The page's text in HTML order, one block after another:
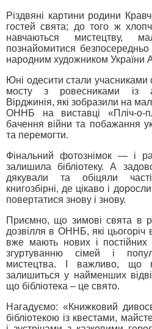
Різдвяні картини родини
гостей свята; до того ж
навчаються мистецтву,
познайомитися
народним художником України
Юні одесити стали учасниками
мосту з ровесниками із
Вірджинія, які зобразили на
ОННБ на виставці «Пліч-о-
бачення війни та побажання
та перемогти.
Фінальний фотознімок — і
залишила бібліотеку. А
дякували та обіцяли
книгозбірні, де цікаво і
повертатися знову і знову.
Приємно, що зимові свята в
дозвілля в ОННБ, які цьогоріч
вже мають нових і постійних
згуртуванню сімей і
мистецтва. І важливо, що
залишиться у найменших
що бібліотека – це свято.
Нагадуємо: «Книжковий
бібліотекою із квестами,